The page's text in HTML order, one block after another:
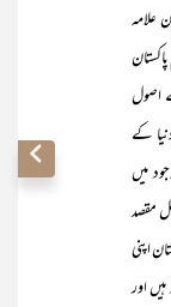
علامہ
اصول
کے
میں
مقصد
اپنی
اور